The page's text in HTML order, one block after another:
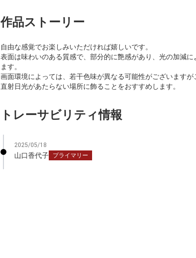
作品ストーリー
自由な感覚でお楽しみいただければ嬉しいです。
表面は味わいのある質感で、部分的に艶感があり、光の加減に
ます。
画面環境によっては、若干色味が異なる可能性がございますが
直射日光があたらない場所に飾ることをおすすめします。
トレーサビリティ情報
2025/05/18
山口香代子 プライマリー